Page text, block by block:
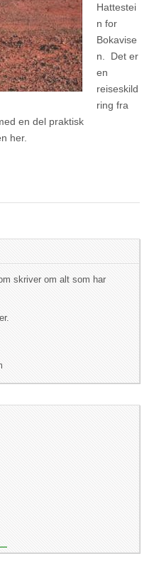
Hattestei
n for
Bokavise
n. Det er
en
reiseskild
ring fra
en del praktisk
her.
skriver om alt som har